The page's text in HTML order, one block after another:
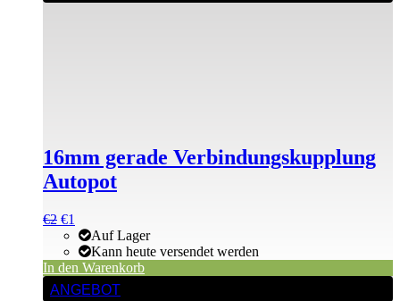
16mm gerade Verbindungskupplung
Autopot
Ursprünglicher
Preis
war:
€2
€2Aktueller
Preis
ist:
€2.
€1
Auf Lager
Kann heute versendet werden
In den Warenkorb
ANGEBOT